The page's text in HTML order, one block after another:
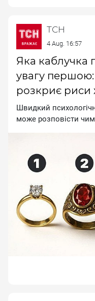
ТСН
4 Aug. 16:57
Яка каблучка
увагу
розкриє риси
Швидкий
може розповісти